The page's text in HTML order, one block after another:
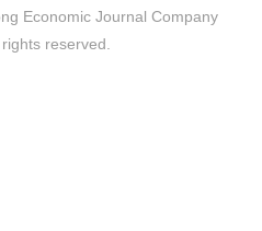
Economic Journal Company
reserved.